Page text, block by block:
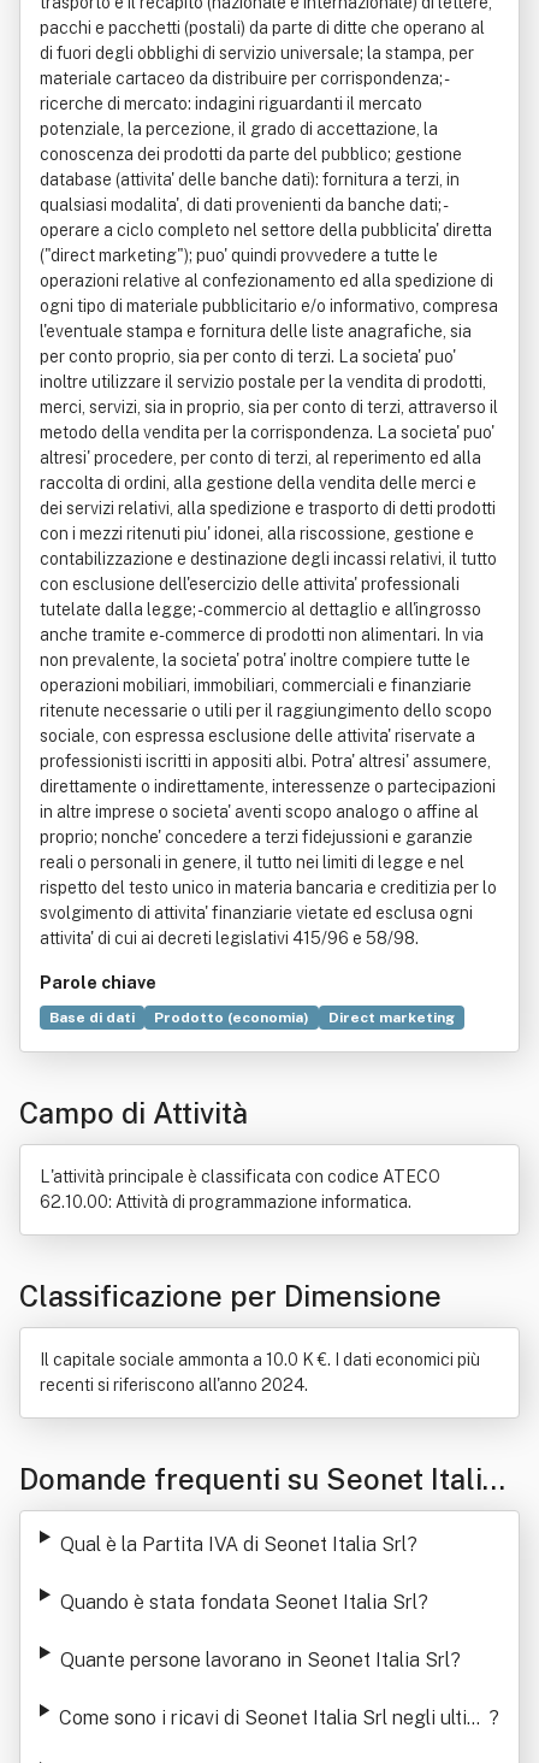
pacchi e pacchetti (postali) da parte di ditte che operano al
di fuori degli obblighi di servizio universale; la stampa, per
materiale cartaceo da distribuire per corrispondenza; -
ricerche di mercato: indagini riguardanti il mercato
potenziale, la percezione, il grado di accettazione, la
conoscenza dei prodotti da parte del pubblico; gestione
database (attivita' delle banche dati): fornitura a terzi, in
qualsiasi modalita', di dati provenienti da banche dati; -
operare a ciclo completo nel settore della pubblicita' diretta
("direct marketing"); puo' quindi provvedere a tutte le
operazioni relative al confezionamento ed alla spedizione di
ogni tipo di materiale pubblicitario e/o informativo, compresa
l'eventuale stampa e fornitura delle liste anagrafiche, sia
per conto proprio, sia per conto di terzi. La societa' puo'
inoltre utilizzare il servizio postale per la vendita di prodotti,
merci, servizi, sia in proprio, sia per conto di terzi, attraverso il
metodo della vendita per la corrispondenza. La societa' puo'
altresi' procedere, per conto di terzi, al reperimento ed alla
raccolta di ordini, alla gestione della vendita delle merci e
dei servizi relativi, alla spedizione e trasporto di detti prodotti
con i mezzi ritenuti piu' idonei, alla riscossione, gestione e
contabilizzazione e destinazione degli incassi relativi, il tutto
con esclusione dell'esercizio delle attivita' professionali
tutelate dalla legge; - commercio al dettaglio e all'ingrosso
anche tramite e-commerce di prodotti non alimentari. In via
non prevalente, la societa' potra' inoltre compiere tutte le
operazioni mobiliari, immobiliari, commerciali e finanziarie
ritenute necessarie o utili per il raggiungimento dello scopo
sociale, con espressa esclusione delle attivita' riservate a
professionisti iscritti in appositi albi. Potra' altresi' assumere,
direttamente o indirettamente, interessenze o partecipazioni
in altre imprese o societa' aventi scopo analogo o affine al
proprio; nonche' concedere a terzi fidejussioni e garanzie
reali o personali in genere, il tutto nei limiti di legge e nel
rispetto del testo unico in materia bancaria e creditizia per lo
svolgimento di attivita' finanziarie vietate ed esclusa ogni
attivita' di cui ai decreti legislativi 415/96 e 58/98.
Parole chiave
Base di dati Prodotto (economia)
Direct marketing
Stampa
Commercio Merce
Ricerca di mercato
Campo di Attività
L'attività principale è classificata con codice ATECO
62.10.00: Attività di programmazione informatica.
Classificazione per Dimensione
Il capitale sociale ammonta a 10.0 K €. I dati economici più
recenti si riferiscono all'anno 2024.
Domande frequenti su Seonet Italia
Srl
Qual è la Partita IVA di Seonet Italia Srl?
Quando è stata fondata Seonet Italia Srl?
Quante persone lavorano in Seonet Italia Srl?
Come sono i ricavi di Seonet Italia Srl negli ultimi ?